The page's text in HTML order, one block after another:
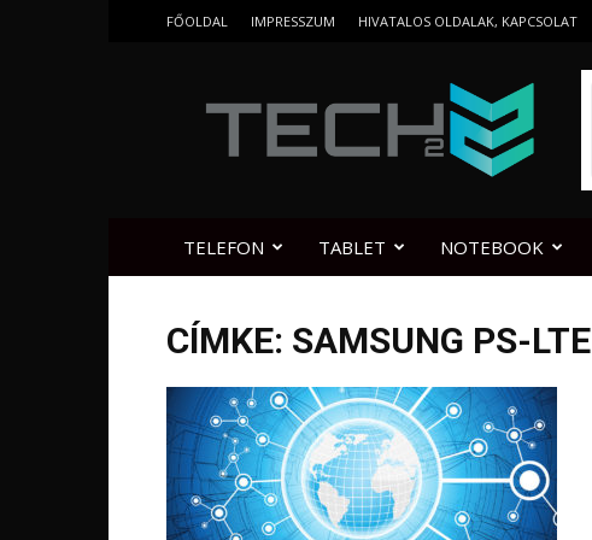
FŐOLDAL IMPRESSZUM HIVATALOS OLDALAK, KAPCSOLAT
TELEFON TABLET NOTEBOOK
CÍMKE: SAMSUNG PS-LTE